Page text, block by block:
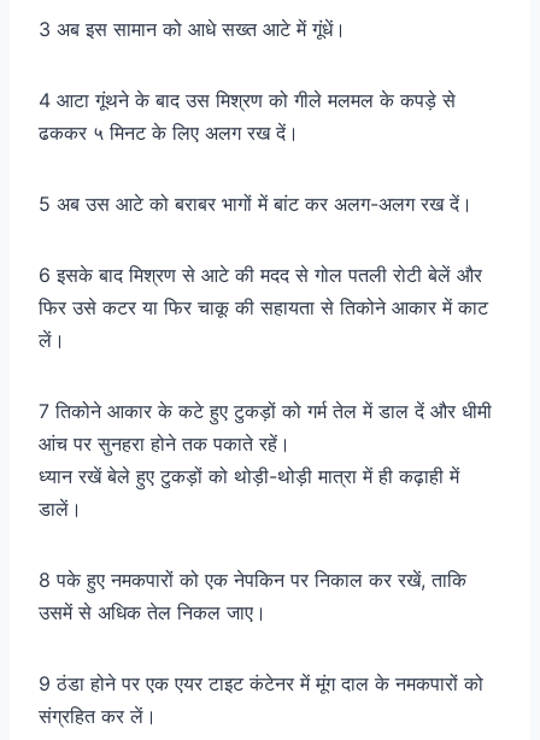
3 अब इस सामान को आधे सख्त आटे में गूंधें।
4 आटा गूंथने के बाद उस मिश्रण को गीले मलमल के कपड़े से
ढककर ५ मिनट के लिए अलग रख दें।
5 अब उस आटे को बराबर भागों में बांट कर अलग-अलग रख दें।
6 इसके बाद मिश्रण से आटे की मदद से गोल पतली रोटी बेलें और
फिर उसे कटर या फिर चाकू की सहायता से तिकोने आकार में काट
लें।
7 तिकोने आकार के कटे हुए टुकड़ों को गर्म तेल में डाल दें और धीमी
आंच पर सुनहरा होने तक पकाते रहें।
ध्यान रखें बेले हुए टुकड़ों को थोड़ी-थोड़ी मात्रा में ही कढ़ाही में
डालें।
8 पके हुए नमकपारों को एक नेपकिन पर निकाल कर रखें, ताकि
उसमें से अधिक तेल निकल जाए।
9 ठंडा होने पर एक एयर टाइट कंटेनर में मूंग दाल के नमकपारों को
संग्रहित कर लें।